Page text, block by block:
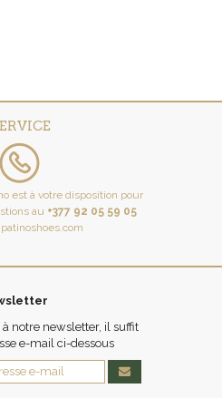
est à votre disposition pour
au +377 92 05 59 05
notre newsletter, il suffit
e-mail ci-dessous